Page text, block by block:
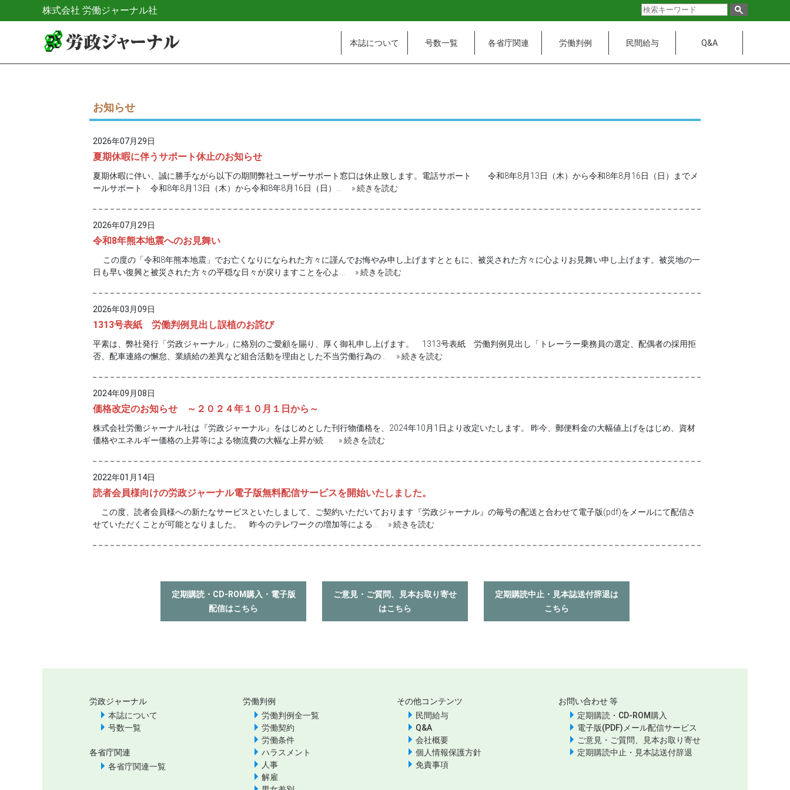
株式会社 労働ジャーナル社
本誌について 号数一覧 各省庁関連 労働判例 民間給与 Q&A
お知らせ
2026年07月29日
夏期休暇に伴うサポート休止のお知らせ
夏期休暇に伴い、誠に勝手ながら以下の期間弊社ユーザーサポート窓口は休止致します。電話サポート 令和8年8月13日（木）から令和8年8月16日（日）までメ
ールサポート 令和8年8月13日（木）から令和8年8月16日（日）…
» 続きを読む
2026年07月29日
令和8年熊本地震へのお見舞い
この度の「令和8年熊本地震」でお亡くなりになられた方々に謹んでお悔やみ申し上げますとともに、被災された方々に心よりお見舞い申し上げます。被災地の一
日も早い復興と被災された方々の平穏な日々が戻りますことを心よ…
» 続きを読む
2026年03月09日
1313号表紙 労働判例見出し誤植のお詫び
平素は、弊社発行「労政ジャーナル」に格別のご愛顧を賜り、厚く御礼申し上げます。 1313号表紙 労働判例見出し「トレーラー乗務員の選定、配偶者の採用拒
否、配車連絡の懈怠、業績給の差異など組合活動を理由とした不当労働行為の…
» 続きを読む
2024年09月08日
価格改定のお知らせ ～２０２４年１０月１日から～
株式会社労働ジャーナル社は『労政ジャーナル』をはじめとした刊行物価格を、2024年10月1日より改定いたします。 昨今、郵便料金の大幅値上げをはじめ、資材
価格やエネルギー価格の上昇等による物流費の大幅な上昇が続…
» 続きを読む
2022年01月14日
読者会員様向けの労政ジャーナル電子版無料配信サービスを開始いたしました。
この度、読者会員様への新たなサービスといたしまして、ご契約いただいております『労政ジャーナル』の毎号の配送と合わせて電子版(pdf)をメールにて配信さ
せていただくことが可能となりました。 昨今のテレワークの増加等による…
» 続きを読む
定期購読・CD-ROM購入・電子版
配信はこちら
ご意見・ご質問、見本お取り寄せ
はこちら
定期購読中止・見本誌送付辞退は
こちら
労政ジャーナル
本誌について
号数一覧
各省庁関連
各省庁関連一覧
労働判例
労働判例全一覧
労働契約
労働条件
ハラスメント
人事
解雇
その他コンテンツ
民間給与
Q&A
会社概要
個人情報保護方針
免責事項
お問い合わせ 等
定期購読・CD-ROM購入
電子版(PDF)メール配信サービス
ご意見・ご質問、見本お取り寄せ
定期購読中止・見本誌送付辞退